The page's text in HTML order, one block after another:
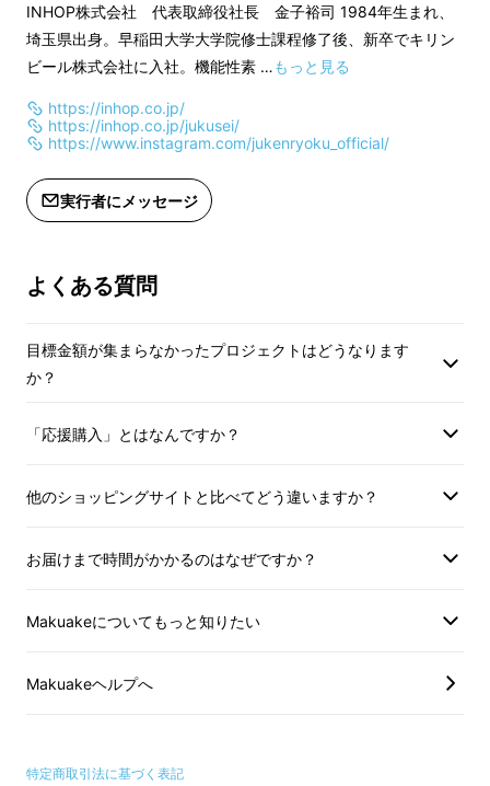
かりと冴える毎日を送りたい」「年齢を重ねて
もブレない自分で人生を送りたいと願う方々を
応援するために、キリンホールディングスが研
サプリメントとして『ブレメンテ』は開発され
なタイミングでお摂りいただける、アクティブ
INHOP株式会社 代表取締役社長 金子裕司 1984年生まれ、
埼玉県出身。早稲田大学大学院修士課程修了後、新卒でキリン
ビール株式会社に入社。機能性素 …もっと見る
https://inhop.co.jp/
https://inhop.co.jp/jukusei/
https://www.instagram.com/jukenryoku_official/
実行者にメッセージ
よくある質問
目標金額が集まらなかったプロジェクトはどうなります
か？
「応援購入」とはなんですか？
他のショッピングサイトと比べてどう違いますか？
お届けまで時間がかかるのはなぜですか？
Makuakeについてもっと知りたい
Makuakeヘルプへ
特定商取引法に基づく表記